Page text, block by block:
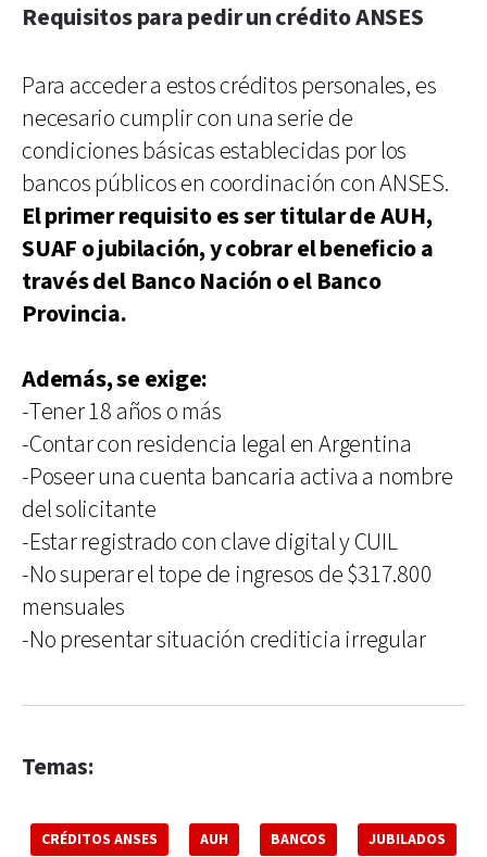
Requisitos para pedir un crédito ANSES
Para acceder a estos créditos personales, es
necesario cumplir con una serie de
condiciones básicas establecidas por los
bancos públicos en coordinación con ANSES.
El primer requisito es ser titular de AUH,
SUAF o jubilación, y cobrar el beneficio a
través del Banco Nación o el Banco
Provincia.
Además, se exige:
-Tener 18 años o más
-Contar con residencia legal en Argentina
-Poseer una cuenta bancaria activa a nombre
del solicitante
-Estar registrado con clave digital y CUIL
-No superar el tope de ingresos de $317.800
mensuales
-No presentar situación crediticia irregular
Temas:
CRÉDITOS ANSES AUH BANCOS JUBILADOS